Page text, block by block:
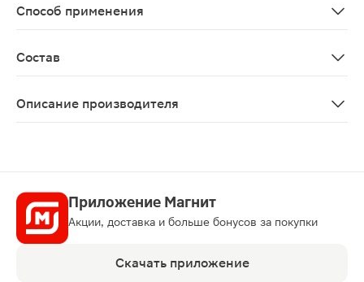
Способ применения
Состав
Описание производителя
Приложение Магнит
Акции, доставка и больше бонусов за покупки
Скачать приложение